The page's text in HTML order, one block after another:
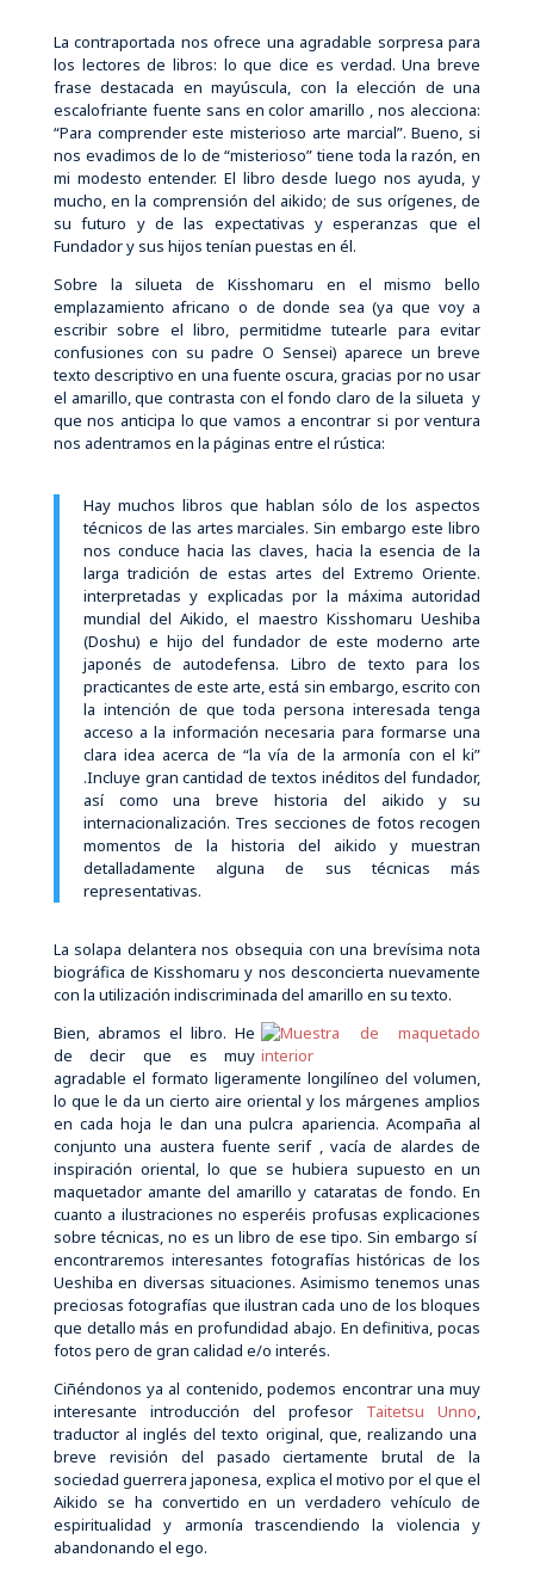
La contraportada nos ofrece una agradable sorpresa para
los lectores de libros: lo que dice es verdad. Una breve
frase destacada en mayúscula, con la elección de una
escalofriante fuente sans en color amarillo , nos alecciona:
“Para comprender este misterioso arte marcial”. Bueno, si
nos evadimos de lo de “misterioso” tiene toda la razón, en
mi modesto entender. El libro desde luego nos ayuda, y
mucho, en la comprensión del aikido; de sus orígenes, de
su futuro y de las expectativas y esperanzas que el
Fundador y sus hijos tenían puestas en él.
Sobre la silueta de Kisshomaru en el mismo bello
emplazamiento africano o de donde sea (ya que voy a
escribir sobre el libro, permitidme tutearle para evitar
confusiones con su padre O Sensei) aparece un breve
texto descriptivo en una fuente oscura, gracias por no usar
el amarillo, que contrasta con el fondo claro de la silueta y
que nos anticipa lo que vamos a encontrar si por ventura
nos adentramos en la páginas entre el rústica:
Hay muchos libros que hablan sólo de los aspectos
técnicos de las artes marciales. Sin embargo este libro
nos conduce hacia las claves, hacia la esencia de la
larga tradición de estas artes del Extremo Oriente.
interpretadas y explicadas por la máxima autoridad
mundial del Aikido, el maestro Kisshomaru Ueshiba
(Doshu) e hijo del fundador de este moderno arte
japonés de autodefensa. Libro de texto para los
practicantes de este arte, está sin embargo, escrito con
la intención de que toda persona interesada tenga
acceso a la información necesaria para formarse una
clara idea acerca de “la vía de la armonía con el ki”
.Incluye gran cantidad de textos inéditos del fundador,
así como una breve historia del aikido y su
internacionalización. Tres secciones de fotos recogen
momentos de la historia del aikido y muestran
detalladamente alguna de sus técnicas más
representativas.
La solapa delantera nos obsequia con una brevísima nota
biográfica de Kisshomaru y nos desconcierta nuevamente
con la utilización indiscriminada del amarillo en su texto.
Bien, abramos el libro. He
de decir que es muy
agradable el formato ligeramente longilíneo del volumen,
lo que le da un cierto aire oriental y los márgenes amplios
en cada hoja le dan una pulcra apariencia. Acompaña al
conjunto una austera fuente serif , vacía de alardes de
inspiración oriental, lo que se hubiera supuesto en un
maquetador amante del amarillo y cataratas de fondo. En
cuanto a ilustraciones no esperéis profusas explicaciones
sobre técnicas, no es un libro de ese tipo. Sin embargo sí
encontraremos interesantes fotografías históricas de los
Ueshiba en diversas situaciones. Asimismo tenemos unas
preciosas fotografías que ilustran cada uno de los bloques
que detallo más en profundidad abajo. En definitiva, pocas
fotos pero de gran calidad e/o interés.
Ciñéndonos ya al contenido, podemos encontrar una muy
interesante introducción del profesor Taitetsu Unno,
traductor al inglés del texto original, que, realizando una
breve revisión del pasado ciertamente brutal de la
sociedad guerrera japonesa, explica el motivo por el que el
Aikido se ha convertido en un verdadero vehículo de
espiritualidad y armonía trascendiendo la violencia y
abandonando el ego.